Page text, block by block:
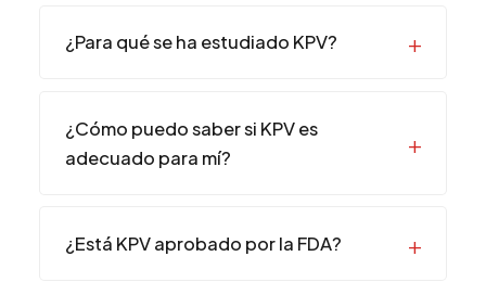
¿Para qué se ha estudiado KPV?
¿Cómo puedo saber si KPV es
adecuado para mí?
¿Está KPV aprobado por la FDA?